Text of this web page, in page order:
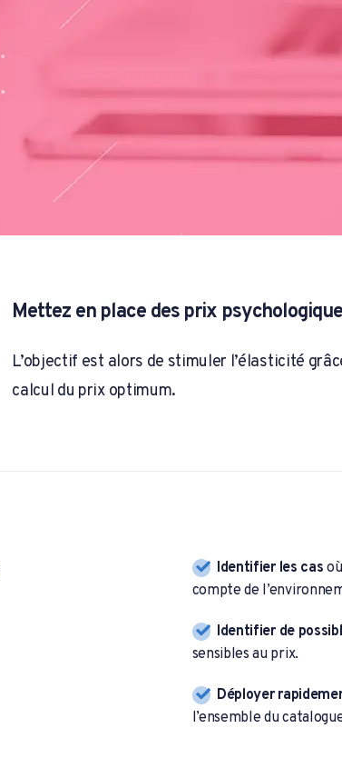
Mettez en place des prix
L’objectif est alors de stimuler l’élasticité
calcul du prix optimum.
Identifier les cas
compte de
Identifier de
sensibles au prix.
Déployer
l’ensemble du